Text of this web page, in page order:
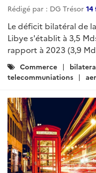
Rédigé par : DG Trésor
Le déficit bilatéral de
Libye s'établit à 3,5
rapport à 2023 (3,9
Catégories
:
Commerce
telecommuniations